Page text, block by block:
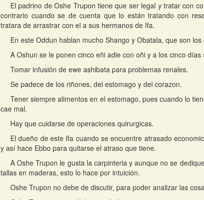
El padrino de Oshe Trupon tiene que ser legal y tratar con
contrario cuando se de cuenta que lo están tratando con
tratara de arrastrar con el a sus hermanos de Ifa.
En este Oddun hablan mucho Shango y Obatala, que son
A Oshun se le ponen cinco eñi adie con oñi y a los cinco
Tomar infusión de ewe ashibata para problemas renales.
Se padece de los riñones, del estomago y del corazon.
Tener siempre alimentos en el estomago, pues cuando lo
cae mal.
Hay que cuidarse de operaciones quirurgicas.
El dueño de este Ifa cuando se encuentre atrasado
y así hace Ebbo para quitarse el atraso que tiene.
A Oshe Trupon le gusta la carpinteria y aunque no se
tallas en maderas, esto lo hace por intuición.
Oshe Trupon no debe de discutir, para poder analizar las